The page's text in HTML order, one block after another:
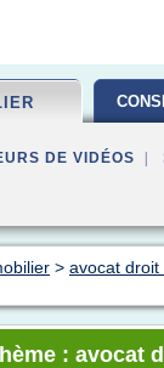
DE VIDÉOS |
> avocat
: avocat